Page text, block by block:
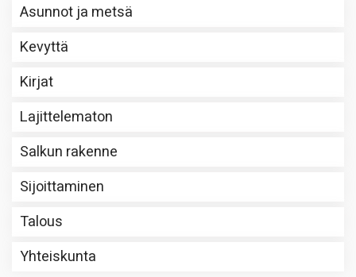
Asunnot ja metsä
Kevyttä
Kirjat
Lajittelematon
Salkun rakenne
Sijoittaminen
Talous
Yhteiskunta